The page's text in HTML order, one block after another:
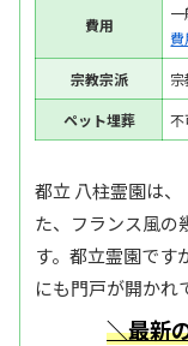
費用
宗教宗派
ペット埋葬
不
都立 八柱霊園は
た、フランス風の
す。都立霊園です
にも門戸が開かれ
＼最新